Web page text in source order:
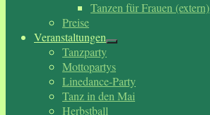
Tanzen für Frauen (extern)
Preise
Veranstaltungen
Tanzparty
Mottopartys
Linedance-Party
Tanz in den Mai
Herbstball